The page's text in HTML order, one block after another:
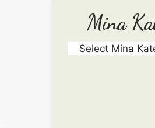
Mina